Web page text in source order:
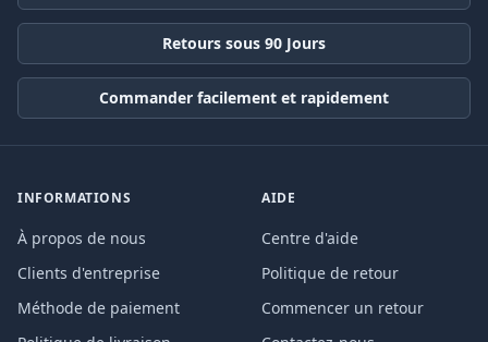
Retours sous 90 Jours
Commander facilement et rapidement
INFORMATIONS
À propos de nous
Clients d'entreprise
Méthode de paiement
AIDE
Centre d'aide
Politique de retour
Commencer un retour